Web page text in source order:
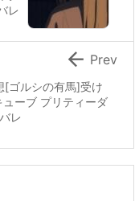
レ
[ゴルシの有馬]受け
ーブ プリティーダ
レ
 Prev